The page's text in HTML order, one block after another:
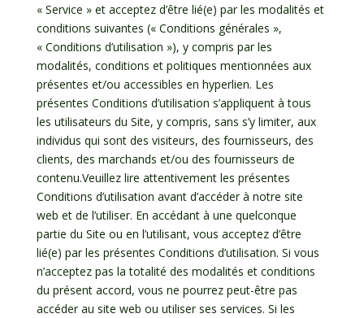
« Service » et acceptez d’être lié(e) par les modalités et
conditions suivantes (« Conditions générales »,
« Conditions d’utilisation »), y compris par les
modalités, conditions et politiques mentionnées aux
présentes et/ou accessibles en hyperlien. Les
présentes Conditions d’utilisation s’appliquent à tous
les utilisateurs du Site, y compris, sans s’y limiter, aux
individus qui sont des visiteurs, des fournisseurs, des
clients, des marchands et/ou des fournisseurs de
contenu.Veuillez lire attentivement les présentes
Conditions d’utilisation avant d’accéder à notre site
web et de l’utiliser. En accédant à une quelconque
partie du Site ou en l’utilisant, vous acceptez d’être
lié(e) par les présentes Conditions d’utilisation. Si vous
n’acceptez pas la totalité des modalités et conditions
du présent accord, vous ne pourrez peut-être pas
accéder au site web ou utiliser ses services. Si les